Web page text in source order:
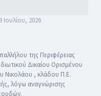
Ιουλίου, 2026
της Περιφέρειας
Δικαίου Ορισμένου
Νικολάου , κλάδου Π.Ε.
λόγω αναγνώρισης